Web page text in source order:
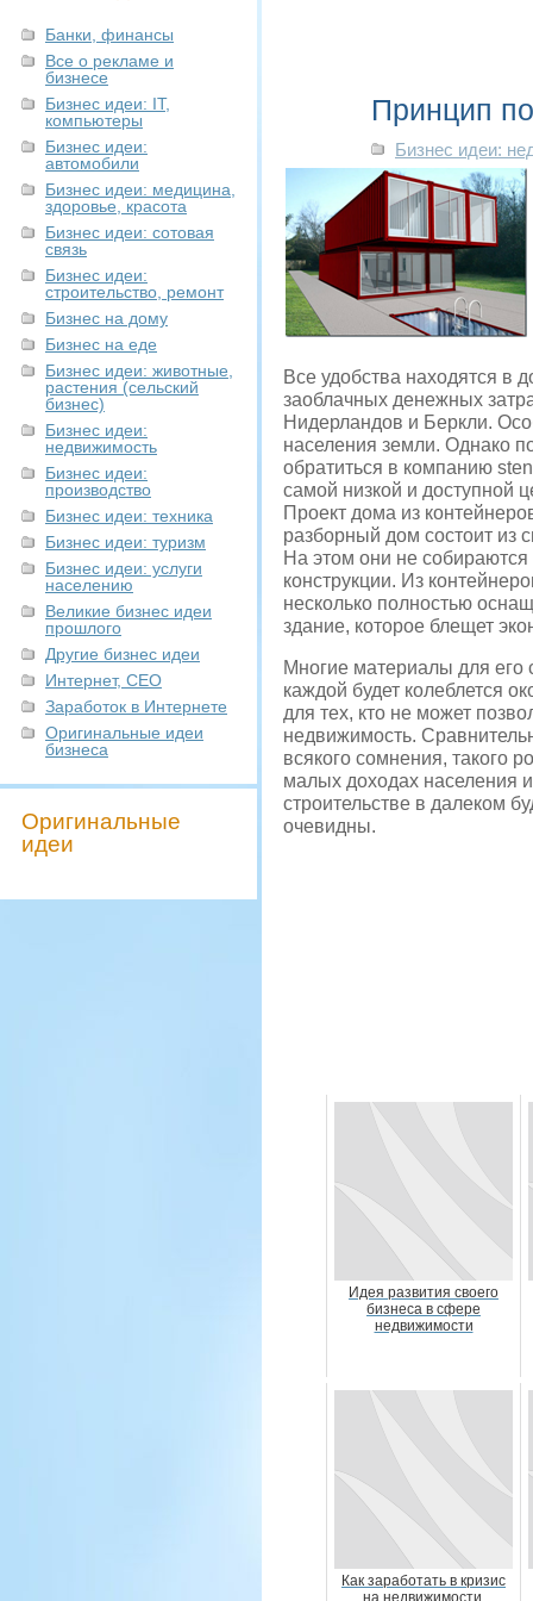
Банки, финансы
Все о рекламе и
бизнесе
Бизнес идеи: IT,
компьютеры
Бизнес идеи:
автомобили
Бизнес идеи: медицина,
здоровье, красота
Бизнес идеи: сотовая
связь
Бизнес идеи:
строительство, ремонт
Бизнес на дому
Бизнес на еде
Бизнес идеи: животные,
растения (сельский
бизнес)
Бизнес идеи:
недвижимость
Бизнес идеи:
производство
Бизнес идеи: техника
Бизнес идеи: туризм
Бизнес идеи: услуги
населению
Великие бизнес идеи
прошлого
Другие бизнес идеи
Интернет, СЕО
Заработок в Интернете
Оригинальные идеи
бизнеса
Оригинальные
идеи
Принцип
Бизнес идеи:
Все удобства находятся в
заоблачных денежных
Нидерландов и Беркли.
населения земли. Однако
обратиться в компанию
самой низкой и доступной
Проект дома из
разборный дом состоит из
На этом они не
конструкции. Из
несколько полностью
здание, которое блещет
Многие материалы для его
каждой будет колеблется
для тех, кто не может
недвижимость.
всякого сомнения, такого
малых доходах населения
строительстве в далеком
очевидны.
Идея развития своего
бизнеса в сфере
недвижимости
Как заработать в кризис
на недвижимости.